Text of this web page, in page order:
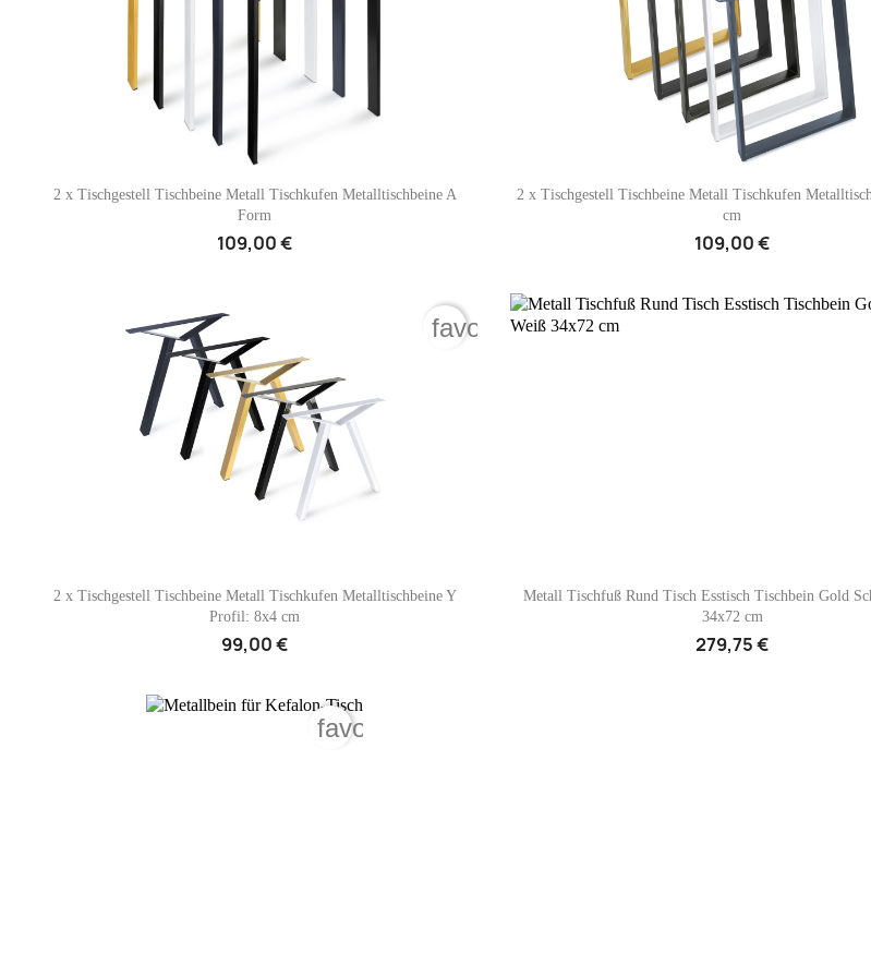
 Vorschau
2 x Tischgestell Tischbeine Metall Tischkufen Metalltischbeine A
Form
109,00 €
 Vorschau
2 x Tischgestell Tischbeine Metall Tischkufen
cm
109,00 €
 Vorschau
2 x Tischgestell Tischbeine Metall Tischkufen Metalltischbeine Y
Profil: 8x4 cm
99,00 €
favorite_border
 Vorschau
Metall Tischfuß Rund Tisch Esstisch Tischbein Gold
34x72 cm
279,75 €
favorite_border